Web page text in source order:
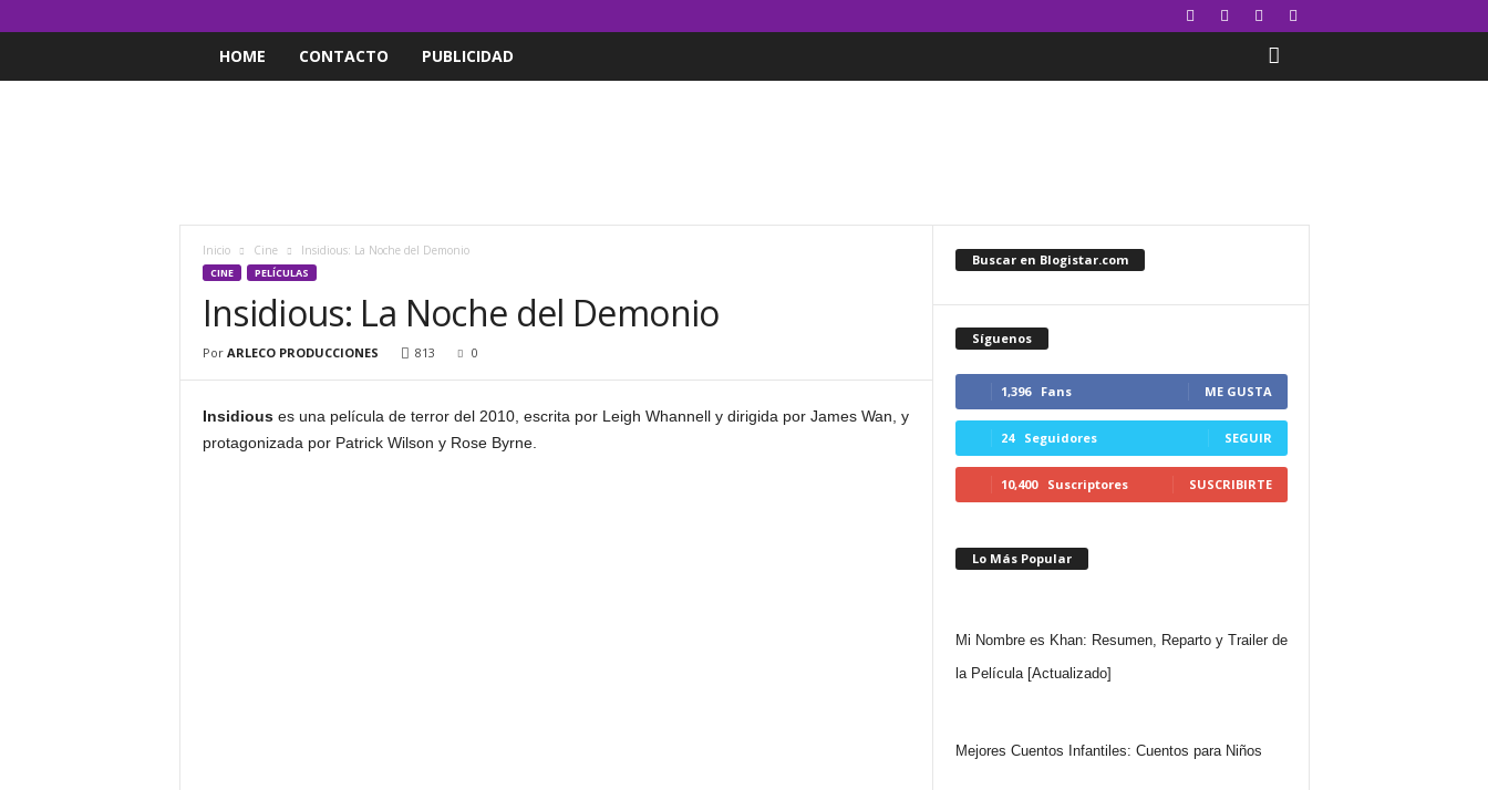
HOME CONTACTO PUBLICIDAD
Inicio Cine Insidious: La Noche del Demonio
CINE PELÍCULAS
Insidious: La Noche del Demonio
Por ARLECO PRODUCCIONES 813 0
Insidiouses una película de terror del 2010, escrita por Leigh Whannell y dirigida por James Wan, y
protagonizada por Patrick Wilson y Rose Byrne.
Buscar en Blogistar.com
Síguenos
1,396 Fans ME GUSTA
24 Seguidores SEGUIR
10,400 Suscriptores SUSCRIBIRTE
Lo Más Popular
Mi Nombre es Khan: Resumen, Reparto y Trailer de
la Película [Actualizado]
Mejores Cuentos Infantiles: Cuentos para Niños